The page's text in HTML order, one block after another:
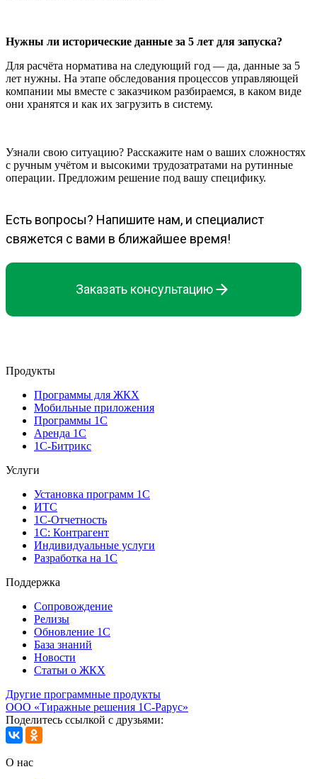
Нужны ли исторические данные за 5 лет для запуска?
Для расчёта норматива на следующий год — да, данные за 5
лет нужны. На этапе обследования процессов управляющей
компании мы вместе с заказчиком разбираемся, в каком виде
они хранятся и как их загрузить в систему.
Узнали свою ситуацию? Расскажите нам о ваших сложностях
с ручным учётом и высокими трудозатратами на рутинные
операции. Предложим решение под вашу специфику.
Есть вопросы? Напишите нам, и специалист
свяжется с вами в ближайшее время!
Заказать консультацию
Продукты
Программы для ЖКХ
Мобильные приложения
Программы 1С
Аренда 1С
1С-Битрикс
Услуги
Установка программ 1С
ИТС
1С-Отчетность
1С: Контрагент
Индивидуальные услуги
Разработка на 1С
Поддержка
Сопровождение
Релизы
Обновление 1С
База знаний
Новости
Статьи о ЖКХ
Другие программные продукты
ООО «Тиражные решения 1С-Рарус»
Поделитесь ссылкой с друзьями:
О нас